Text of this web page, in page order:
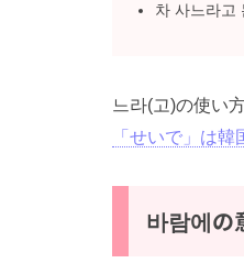
차 사느라고
느라(고)の使い
「せいで」は
바람에の